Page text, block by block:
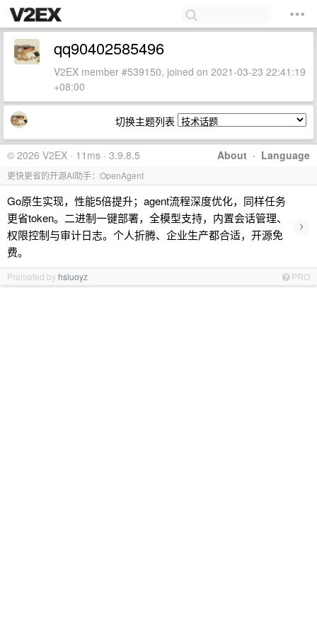
qq90402585496
V2EX member #539150, joined on 2021-03-23 22:41:19
+08:00
切换主题列表
About · Language
© 2026 V2EX · 11ms · 3.9.8.5
更快更省的开源AI助手：OpenAgent
Go原生实现，性能5倍提升；agent流程深度优化，同样任务
更省token。二进制一键部署，全模型支持，内置会话管理、
权限控制与审计日志。个人折腾、企业生产都合适，开源免
费。
›
Promoted by hsluoyz PRO